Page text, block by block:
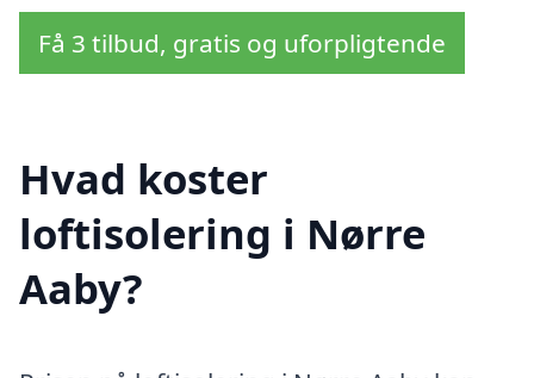
Få 3 tilbud, gratis og uforpligtende
Hvad koster
loftisolering i Nørre
Aaby?